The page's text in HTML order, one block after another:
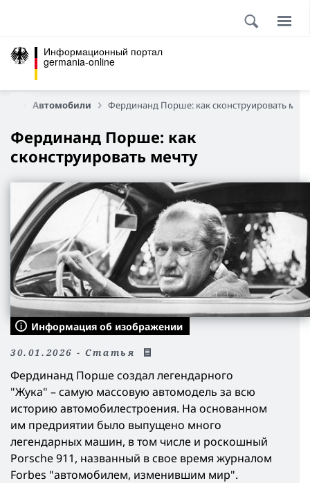
Информационный портал
germania-online
Автомобили Фердинанд Порше: как сконструировать
Фердинанд Порше: как
сконструировать мечту
Информация об изображении
30.01.2026 - Статья
Фердинанд Порше создал легендарного
"Жука" – самую массовую автомодель за всю
историю автомобилестроения. На основанном
им предриятии было выпущено много
легендарных машин, в том числе и роскошный
Porsche 911, названный в свое время журналом
Forbes "автомобилем, изменившим мир".